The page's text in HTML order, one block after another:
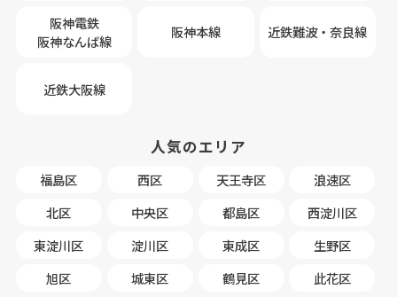
阪神電鉄
阪神なんば線
阪神本線 近鉄難波・奈良線
近鉄大阪線
人気のエリア
福島区 西区 天王寺区
浪速区
北区
中央区 都島区
西淀川区
東淀川区
淀川区 東成区
生野区
旭区
城東区 鶴見区
此花区